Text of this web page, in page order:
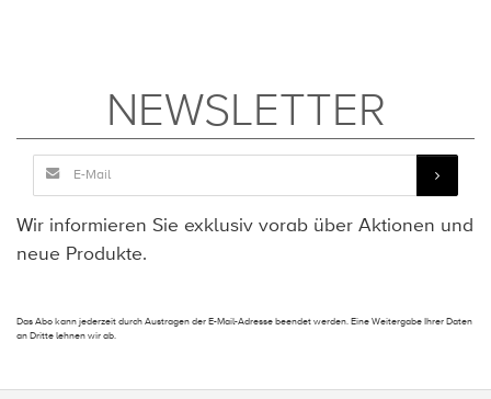
NEWSLETTER
Wir informieren Sie exklusiv vorab über Aktionen und
neue Produkte.
Das Abo kann jederzeit durch Austragen der E-Mail-Adresse beendet werden. Eine Weitergabe Ihrer Daten
an Dritte lehnen wir ab.